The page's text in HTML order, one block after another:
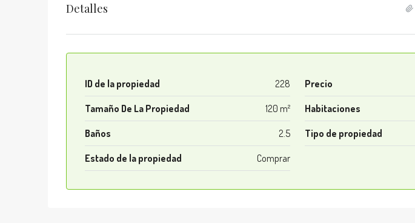
Detalles
ID de la propiedad 228 Precio
Tamaño De La Propiedad 120 m² Habitaciones
Baños 2.5 Tipo de propiedad
Estado de la propiedad Comprar